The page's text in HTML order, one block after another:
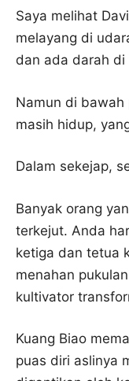
Saya melihat
melayang di
dan ada darah
Namun di bawah
masih hidup,
Dalam sekejap,
Banyak orang
terkejut. Anda
ketiga dan tetua
menahan
kultivator
Kuang Biao
puas diri aslinya